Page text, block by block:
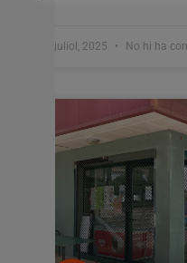
9 juliol, 2025 No hi ha